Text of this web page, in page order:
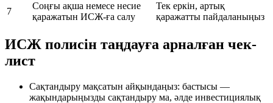
7
Соңғы ақша немесе несие
қаражатын ИСЖ-ға салу
Тек еркін, артық
қаражатты пайдаланыңыз
ИСЖ полисін таңдауға арналған чек-
лист
Сақтандыру мақсатын айқындаңыз: бастысы —
жақындарыңызды сақтандыру ма, әлде инвестициялық